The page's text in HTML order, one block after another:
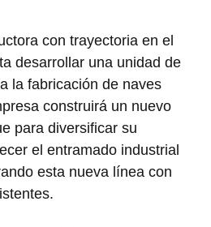
con trayectoria en el
desarrollar una unidad de
la fabricación de naves
construirá un nuevo
para diversificar su
el entramado industrial
esta nueva línea con